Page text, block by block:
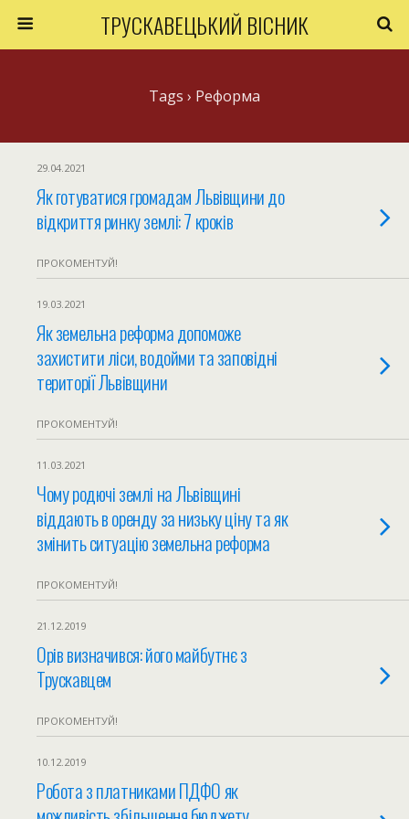
ТРУСКАВЕЦЬКИЙ ВІСНИК
Tags › Реформа
29.04.2021
Як готуватися громадам Львівщини до
відкриття ринку землі: 7 кроків
ПРОКОМЕНТУЙ!
19.03.2021
Як земельна реформа допоможе
захистити ліси, водойми та заповідні
території Львівщини
ПРОКОМЕНТУЙ!
11.03.2021
Чому родючі землі на Львівщині
віддають в оренду за низьку ціну та як
змінить ситуацію земельна реформа
ПРОКОМЕНТУЙ!
21.12.2019
Орів визначився: його майбутнє з
Трускавцем
ПРОКОМЕНТУЙ!
10.12.2019
Робота з платниками ПДФО як